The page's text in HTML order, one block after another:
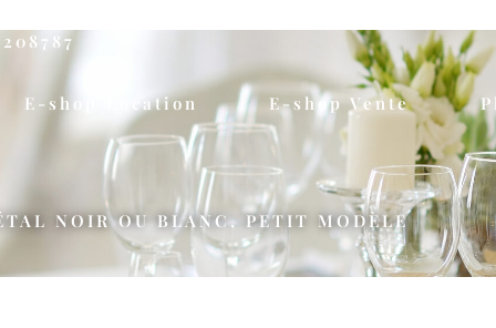
E-shop Location E-shop Vente
NOIR OU BLANC, PETIT MODÈLE